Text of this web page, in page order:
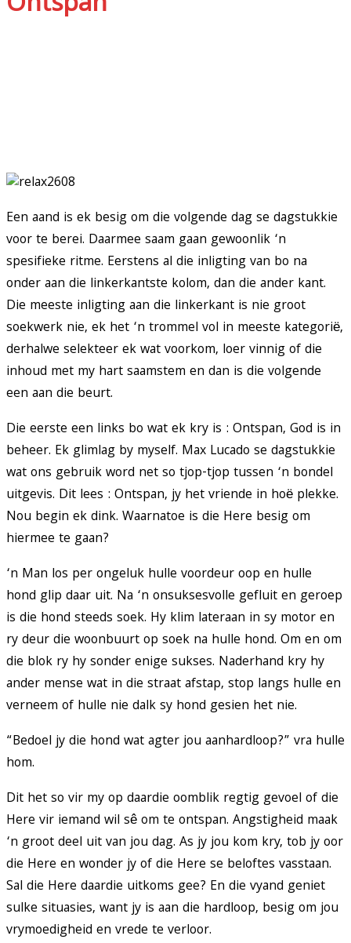
Een aand is ek besig om die volgende dag se dagstukkie
voor te berei. Daarmee saam gaan gewoonlik ‘n
spesifieke ritme. Eerstens al die inligting van bo na
onder aan die linkerkantste kolom, dan die ander kant.
Die meeste inligting aan die linkerkant is nie groot
soekwerk nie, ek het ‘n trommel vol in meeste kategorië,
derhalwe selekteer ek wat voorkom, loer vinnig of die
inhoud met my hart saamstem en dan is die volgende
een aan die beurt.
Die eerste een links bo wat ek kry is : Ontspan, God is in
beheer. Ek glimlag by myself. Max Lucado se dagstukkie
wat ons gebruik word net so tjop-tjop tussen ‘n bondel
uitgevis. Dit lees : Ontspan, jy het vriende in hoë plekke.
Nou begin ek dink. Waarnatoe is die Here besig om
hiermee te gaan?
‘n Man los per ongeluk hulle voordeur oop en hulle
hond glip daar uit. Na ‘n onsuksesvolle gefluit en geroep
is die hond steeds soek. Hy klim lateraan in sy motor en
ry deur die woonbuurt op soek na hulle hond. Om en om
die blok ry hy sonder enige sukses. Naderhand kry hy
ander mense wat in die straat afstap, stop langs hulle en
verneem of hulle nie dalk sy hond gesien het nie.
“Bedoel jy die hond wat agter jou aanhardloop?” vra hulle
hom.
Dit het so vir my op daardie oomblik regtig gevoel of die
Here vir iemand wil sê om te ontspan. Angstigheid maak
‘n groot deel uit van jou dag. As jy jou kom kry, tob jy oor
die Here en wonder jy of die Here se beloftes vasstaan.
Sal die Here daardie uitkoms gee? En die vyand geniet
sulke situasies, want jy is aan die hardloop, besig om jou
vrymoedigheid en vrede te verloor.